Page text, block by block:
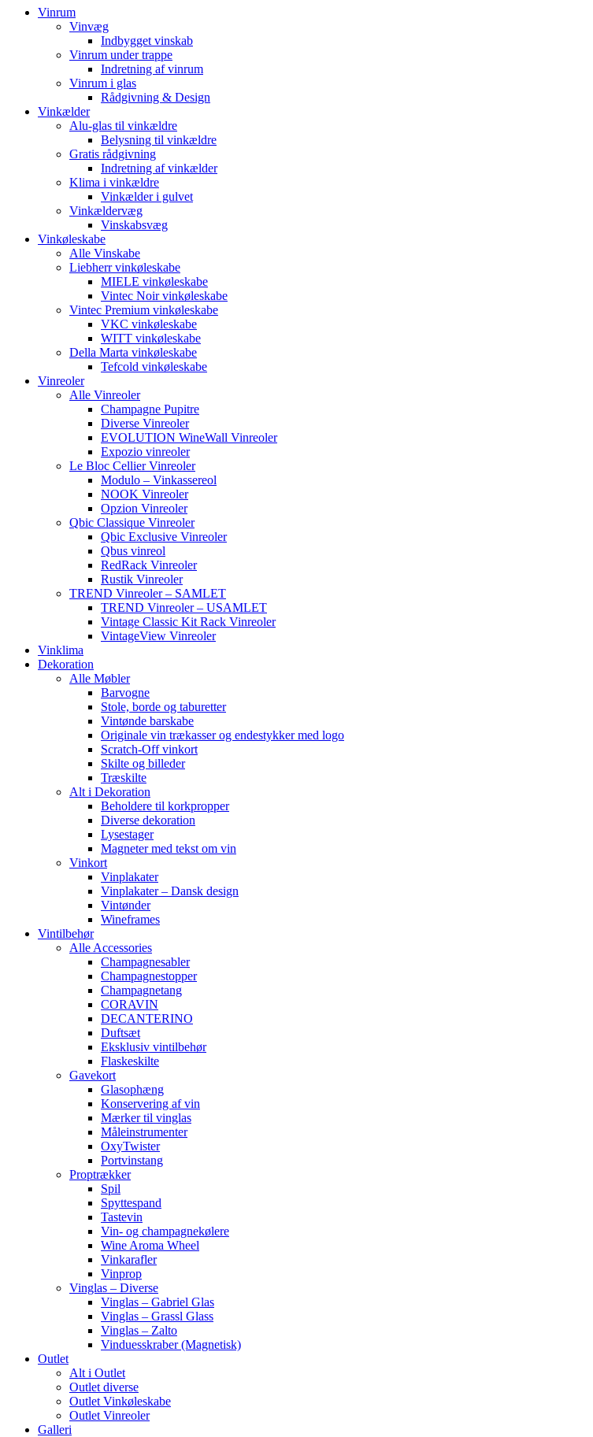
Vinrum
Vinvæg
Indbygget vinskab
Vinrum under trappe
Indretning af vinrum
Vinrum i glas
Rådgivning & Design
Vinkælder
Alu-glas til vinkældre
Belysning til vinkældre
Gratis rådgivning
Indretning af vinkælder
Klima i vinkældre
Vinkælder i gulvet
Vinkældervæg
Vinskabsvæg
Vinkøleskabe
Alle Vinskabe
Liebherr vinkøleskabe
MIELE vinkøleskabe
Vintec Noir vinkøleskabe
Vintec Premium vinkøleskabe
VKC vinkøleskabe
WITT vinkøleskabe
Della Marta vinkøleskabe
Tefcold vinkøleskabe
Vinreoler
Alle Vinreoler
Champagne Pupitre
Diverse Vinreoler
EVOLUTION WineWall Vinreoler
Expozio vinreoler
Le Bloc Cellier Vinreoler
Modulo – Vinkassereol
NOOK Vinreoler
Opzion Vinreoler
Qbic Classique Vinreoler
Qbic Exclusive Vinreoler
Qbus vinreol
RedRack Vinreoler
Rustik Vinreoler
TREND Vinreoler – SAMLET
TREND Vinreoler – USAMLET
Vintage Classic Kit Rack Vinreoler
VintageView Vinreoler
Vinklima
Dekoration
Alle Møbler
Barvogne
Stole, borde og taburetter
Vintønde barskabe
Originale vin trækasser og endestykker med logo
Scratch-Off vinkort
Skilte og billeder
Træskilte
Alt i Dekoration
Beholdere til korkpropper
Diverse dekoration
Lysestager
Magneter med tekst om vin
Vinkort
Vinplakater
Vinplakater – Dansk design
Vintønder
Wineframes
Vintilbehør
Alle Accessories
Champagnesabler
Champagnestopper
Champagnetang
CORAVIN
DECANTERINO
Duftsæt
Eksklusiv vintilbehør
Flaskeskilte
Gavekort
Glasophæng
Konservering af vin
Mærker til vinglas
Måleinstrumenter
OxyTwister
Portvinstang
Proptrækker
Spil
Spyttespand
Tastevin
Vin- og champagnekølere
Wine Aroma Wheel
Vinkarafler
Vinprop
Vinglas – Diverse
Vinglas – Gabriel Glas
Vinglas – Grassl Glass
Vinglas – Zalto
Vinduesskraber (Magnetisk)
Outlet
Alt i Outlet
Outlet diverse
Outlet Vinkøleskabe
Outlet Vinreoler
Galleri